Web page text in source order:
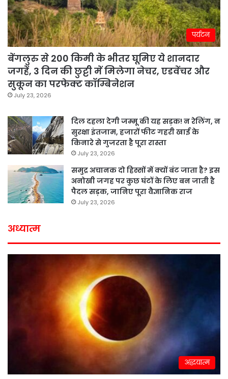
पर्यटन
बेंगलुरु से 200 किमी के भीतर घूमिए ये शानदार
जगहें, 3 दिन की छुट्टी में मिलेगा नेचर, एडवेंचर और
सुकून का परफेक्ट कॉम्बिनेशन
July 23, 2026
दिल दहला देगी जम्मू की यह सड़क! न रेलिंग, न
सुरक्षा इंतजाम, हजारों फीट गहरी खाई के
किनारे से गुजरता है पूरा रास्ता
July 23, 2026
समुद्र अचानक दो हिस्सों में क्यों बंट जाता है? इस
अनोखी जगह पर कुछ घंटों के लिए बन जाती है
पैदल सड़क, जानिए पूरा वैज्ञानिक राज
July 23, 2026
अध्यात्म
अद्धयात्म